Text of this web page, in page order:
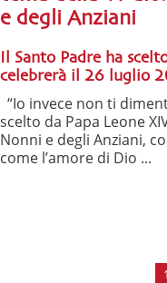
e degli Anziani
Il Santo Padre ha
celebrerà il 26 luglio
“Io invece non ti
scelto da Papa Leone
Nonni e degli Anziani,
come l’amore di Dio ...
1